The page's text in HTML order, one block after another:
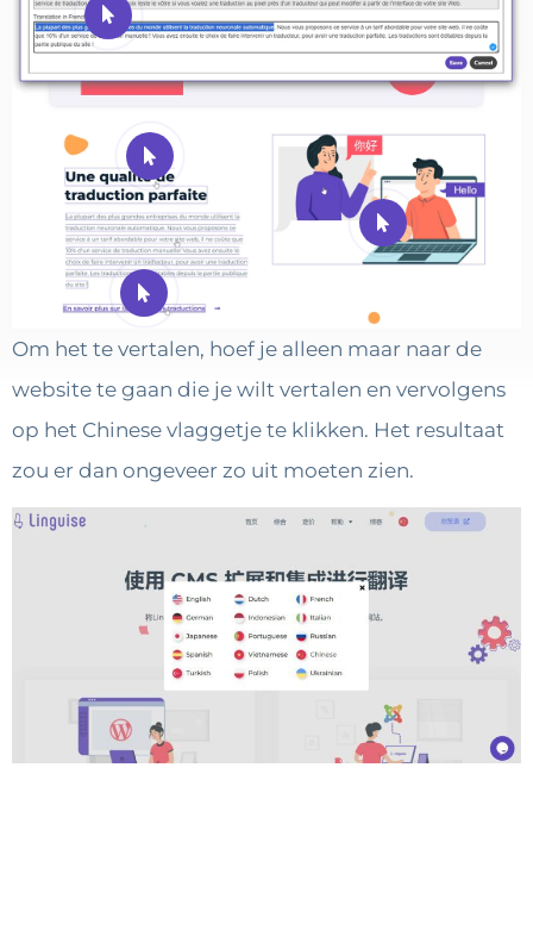
Om het te vertalen, hoef je alleen maar naar de
website te gaan die je wilt vertalen en vervolgens
op het Chinese vlaggetje te klikken. Het resultaat
zou er dan ongeveer zo uit moeten zien.